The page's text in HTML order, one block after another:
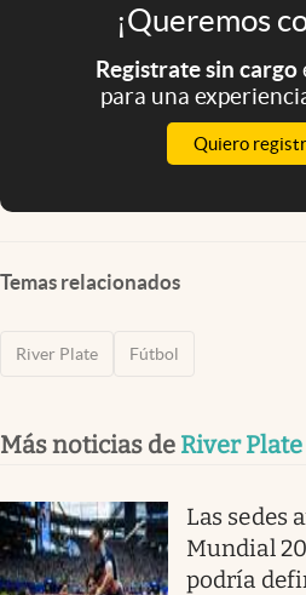
¡Queremos
Registrate sin cargo
para una
Quiero
Temas relacionados
River Plate Fútbol
Más noticias de River Plate
Las sedes
Mundial
podría